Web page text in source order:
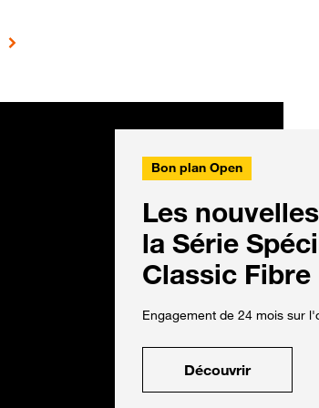
Bon plan Open
Les nouvelles
la Série
Classic Fibre
Engagement de 24 mois sur
Découvrir